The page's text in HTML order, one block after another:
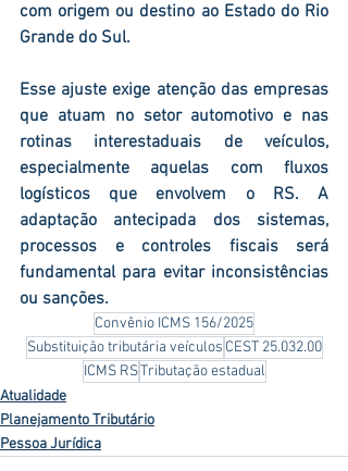
com origem ou destino ao Estado do Rio
Grande do Sul.
Esse ajuste exige atenção das empresas
que atuam no setor automotivo e nas
rotinas interestaduais de veículos,
especialmente aquelas com fluxos
logísticos que envolvem o RS. A
adaptação antecipada dos sistemas,
processos e controles fiscais será
fundamental para evitar inconsistências
ou sanções.
Convênio ICMS 156/2025
Substituição tributária veículos CEST 25.032.00
ICMS RSTributação estadual
Atualidade
Planejamento Tributário
Pessoa Jurídica